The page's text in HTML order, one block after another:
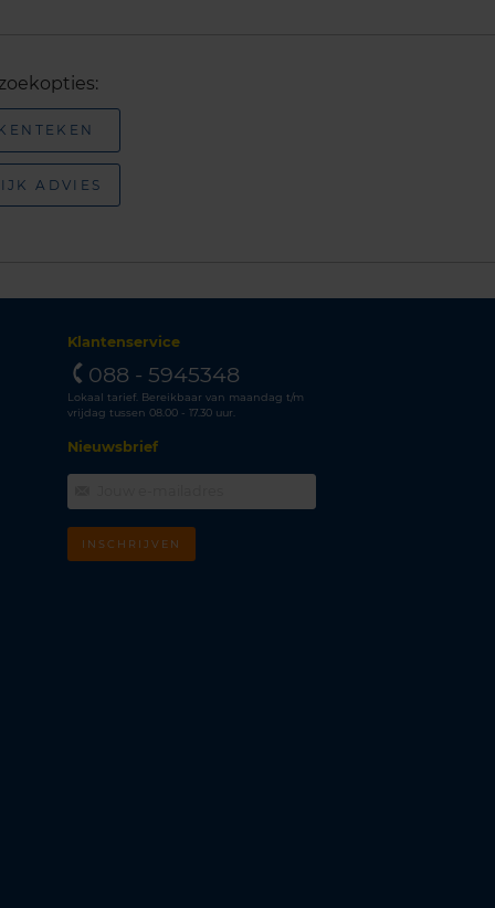
ADVIES
Klantenservice
088 - 5945348
Lokaal tarief. Bereikbaar van maandag t/m
vrijdag tussen 08.00 - 17.30 uur.
Nieuwsbrief
INSCHRIJVEN